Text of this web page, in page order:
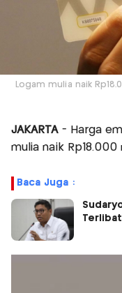
Logam mulia naik
JAKARTA - Harga
mulia naik
Baca Juga :